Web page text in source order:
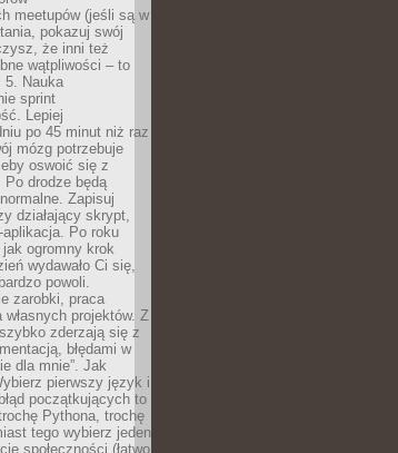
meetupów (jeśli są w
pokazuj swój
że inni też
wątpliwości – to
5. Nauka
sprint
Lepiej
po 45 minut niż raz
mózg potrzebuje
oswoić się z
drodze będą
Zapisuj
działający skrypt,
Po roku
ogromny krok
wydawało Ci się,
powoli.
zarobki, praca
projektów. Z
zderzają się z
błędami w
dla mnie”. Jak
pierwszy język i
początkujących to
Pythona, trochę
tego wybierz jeden
społeczności (łatwo